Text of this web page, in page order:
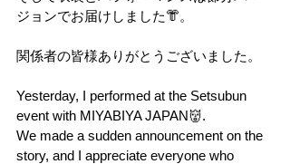
ジョンでお届けしました👘。
関係者の皆様ありがとうございました。
Yesterday, I performed at the Setsubun
event with MIYABIYA JAPAN👹.
We made a sudden announcement on the
story, and I appreciate everyone who